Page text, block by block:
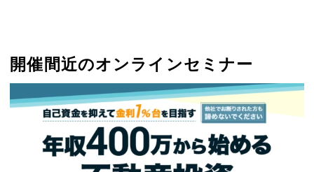
開催間近のオンラインセミナー